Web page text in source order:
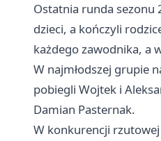
Ostatnia runda sezonu
dzieci, a kończyli
każdego zawodnika, a
W najmłodszej grupie
pobiegli Wojtek i
Damian Pasternak.
W konkurencji